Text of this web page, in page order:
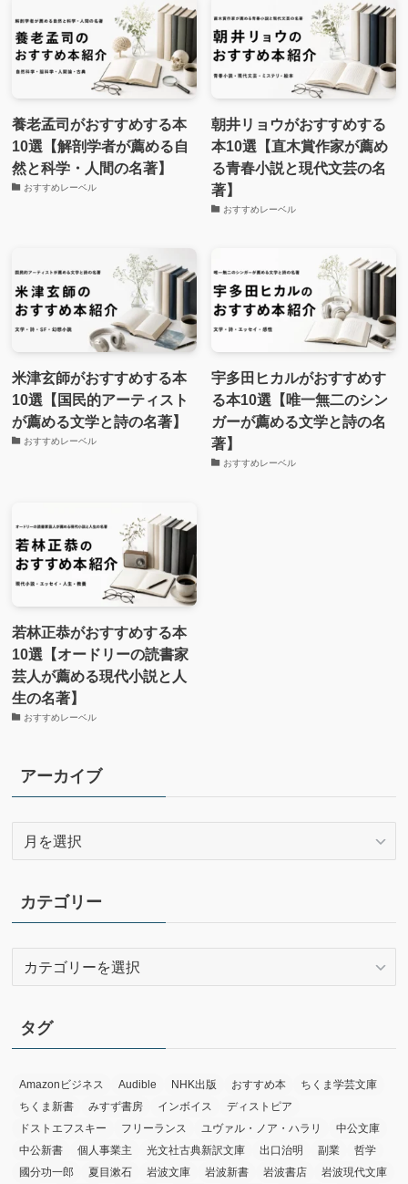
養老孟司がおすすめする本
10選【解剖学者が薦める自
然と科学・人間の名著】
おすすめレーベル
朝井リョウがおすすめする
本10選【直木賞作家が薦め
る青春小説と現代文芸の名
著】
おすすめレーベル
米津玄師がおすすめする本
10選【国民的アーティスト
が薦める文学と詩の名著】
おすすめレーベル
宇多田ヒカルがおすすめす
る本10選【唯一無二のシン
ガーが薦める文学と詩の名
著】
おすすめレーベル
若林正恭がおすすめする本
10選【オードリーの読書家
芸人が薦める現代小説と人
生の名著】
おすすめレーベル
アーカイブ
イ
ブ
カテゴリー
リ
ー
タグ
Amazonビジネス Audible NHK出版 おすすめ本
ちくま学芸文庫
ちくま新書
みすず書房 インボイス
ディストピア
ドストエフスキー
フリーランス ユヴァル・ノア・ハラリ
中公文庫
中公新書
個人事業主 光文社古典新訳文庫 出口治明 副業
哲学
國分功一郎
夏目漱石 岩波文庫 岩波新書 岩波書店 岩波現代文庫